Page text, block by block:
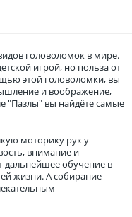
головоломок в мире.
игрой, но польза от
этой головоломки, вы
и воображение,
"Пазлы" вы найдёте самые
моторику рук у
внимание и
дальнейшее обучение в
жизни. А собирание